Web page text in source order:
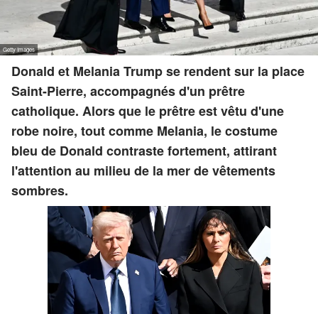
Donald et Melania Trump se rendent sur la place
Saint-Pierre, accompagnés d'un prêtre
catholique. Alors que le prêtre est vêtu d'une
robe noire, tout comme Melania, le costume
bleu de Donald contraste fortement, attirant
l'attention au milieu de la mer de vêtements
sombres.